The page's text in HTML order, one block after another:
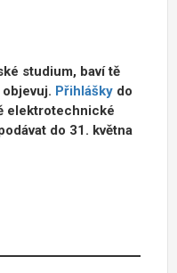
studium, baví tě
objevuj. Přihlášky do
elektrotechnické
do 31. května